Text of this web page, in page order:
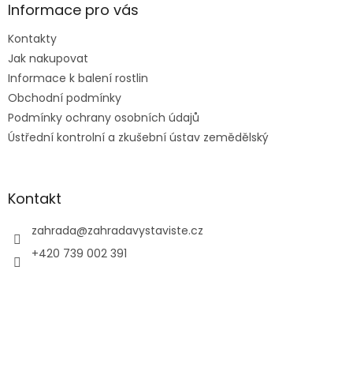
aInformace pro vás
Kontakty
Jak nakupovat
Informace k balení rostlin
Obchodní podmínky
Podmínky ochrany osobních údajů
Ústřední kontrolní a zkušební ústav zemědělský
Kontakt
zahrada@zahradavystaviste.cz
+420 739 002 391